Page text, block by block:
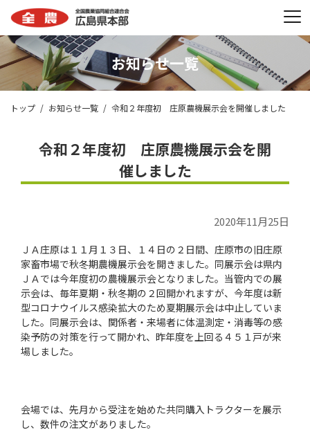
お知らせ一覧
トップ お知らせ一覧 令和２年度初 庄原農機展示会を開催しました
令和２年度初 庄原農機展示会を開
催しました
2020年11月25日
ＪＡ庄原は１１月１３日、１４日の２日間、庄原市の旧庄原
家畜市場で秋冬期農機展示会を開きました。同展示会は県内
ＪＡでは今年度初の農機展示会となりました。当管内での展
示会は、毎年夏期・秋冬期の２回開かれますが、今年度は新
型コロナウイルス感染拡大のため夏期展示会は中止していま
した。同展示会は、関係者・来場者に体温測定・消毒等の感
染予防の対策を行って開かれ、昨年度を上回る４５１戸が来
場しました。
会場では、先月から受注を始めた共同購入トラクターを展示
し、数件の注文がありました。